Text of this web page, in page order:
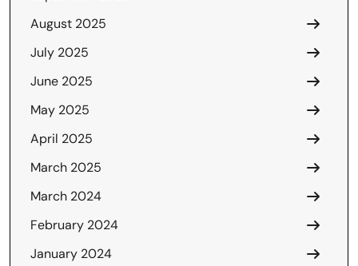
August 2025
July 2025
June 2025
May 2025
April 2025
March 2025
March 2024
February 2024
January 2024